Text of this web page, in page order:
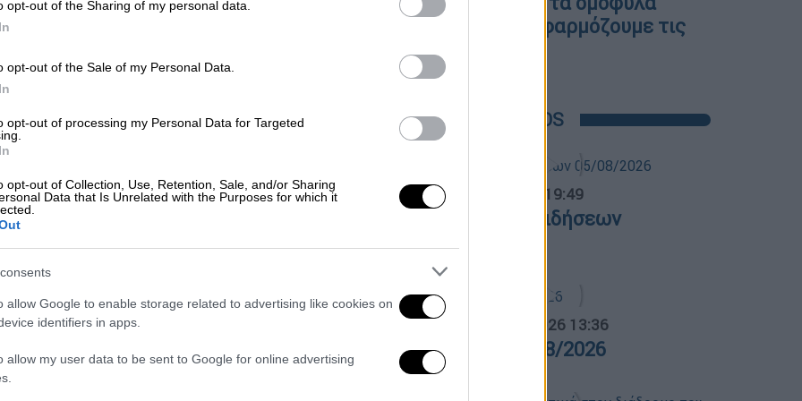
opt-out of the Sharing of my personal data.
opt-out of the Sale of my Personal Data.
opt-out of processing my Personal Data for Targeted
opt-out of Collection, Use, Retention, Sale, and/or Sharing
Data that Is Unrelated with the Purposes for which it
allow Google to enable storage related to advertising like cookies on
identifiers in apps.
allow my user data to be sent to Google for online advertising
ΣτΕ: Συνταγματικός ο γάμος
Η απόφαση της Ολομέλειας του ΣτΕ –
Απορρίφθηκε η αίτηση ακύρωσης
Πολιτική|01.04.2025 15:53
Το υπουργείο Δικαιοσύνης «κόβει»
τη δυνατότητα χρήσης
ζευγάρια - Εφαρμόζουμε τις
εξαγγελίες»
POPULAR VIDEOS
Κεντρικό... 05.08.2026 19:49
Κεντρικό δελτίο ειδήσεων
05/08/2026
Ώρα Ελλάδος... 05.08.2026 13:36
Ώρα Ελλάδος 05/08/2026